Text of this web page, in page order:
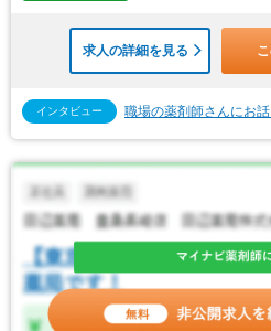
求人の詳細を見る
インタビュー 職場の薬剤師さんにお